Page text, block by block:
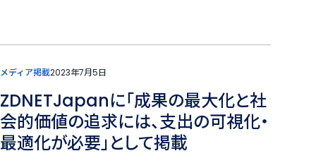
メディア掲載2023年7月5日
ZDNETJapanに「成果の最大化と社
会的価値の追求には、支出の可視化・
最適化が必要」として掲載